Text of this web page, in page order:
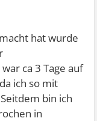
hat wurde
ca 3 Tage auf
ich so mit
bin ich
in